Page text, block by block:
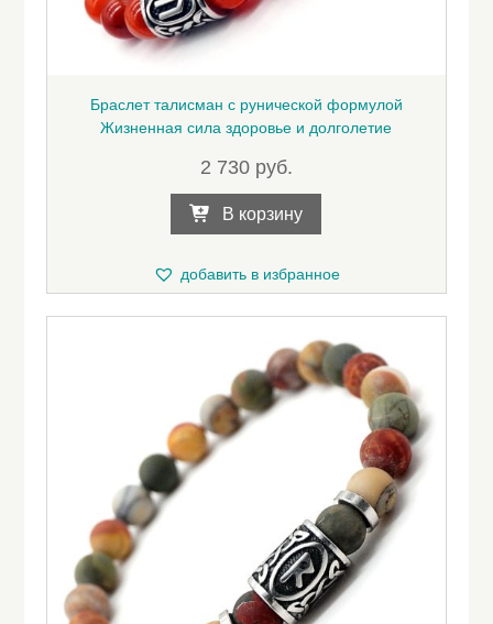
Браслет талисман с рунической формулой
Жизненная сила здоровье и долголетие
2 730 руб.
В корзину
добавить в избранное